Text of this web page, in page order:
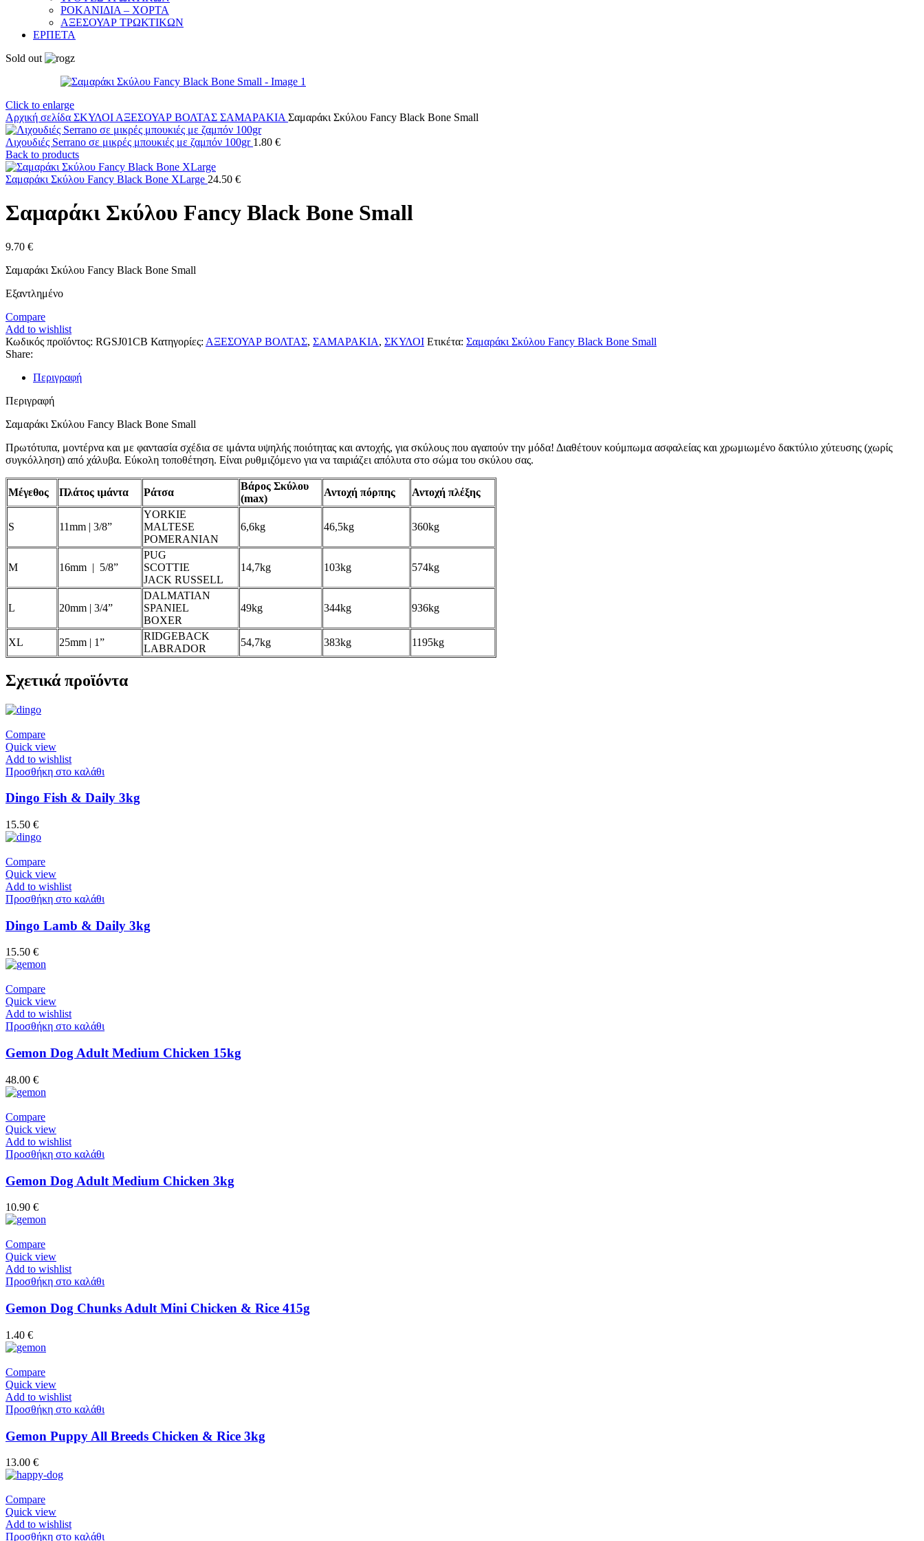
ΡΟΚΑΝΙΔΙΑ – ΧΟΡΤΑ
ΑΞΕΣΟΥΑΡ ΤΡΩΚΤΙΚΩΝ
ΕΡΠΕΤΑ
Sold out
Click to enlarge
Αρχική σελίδα ΣΚΥΛΟΙ ΑΞΕΣΟΥΑΡ ΒΟΛΤΑΣ ΣΑΜΑΡΑΚΙΑ Σαμαράκι Σκύλου Fancy Black Bone Small
Λιχουδιές Serrano σε μικρές μπουκιές με ζαμπόν 100gr 1.80 €
Back to products
Σαμαράκι Σκύλου Fancy Black Bone XLarge 24.50 €
Σαμαράκι Σκύλου Fancy Black Bone Small
9.70 €
Σαμαράκι Σκύλου Fancy Black Bone Small
Εξαντλημένο
Compare
Add to wishlist
Κωδικός προϊόντος: RGSJ01CB Κατηγορίες: ΑΞΕΣΟΥΑΡ ΒΟΛΤΑΣ, ΣΑΜΑΡΑΚΙΑ, ΣΚΥΛΟΙ Ετικέτα: Σαμαράκι Σκύλου Fancy Black Bone Small
Share:
Περιγραφή
Περιγραφή
Σαμαράκι Σκύλου Fancy Black Bone Small
Πρωτότυπα, μοντέρνα και με φαντασία σχέδια σε ιμάντα υψηλής ποιότητας και αντοχής, για σκύλους που αγαπούν την μόδα! Διαθέτουν κούμπωμα ασφαλείας και χρωμιωμένο δακτύλιο χύτευσης (χωρίς
συγκόλληση) από χάλυβα. Εύκολη τοποθέτηση. Είναι ρυθμιζόμενο για να ταιριάζει απόλυτα στο σώμα του σκύλου σας.
Μέγεθος Πλάτος ιμάντα Ράτσα
Βάρος Σκύλου
(max)
Αντοχή πόρπης Αντοχή πλέξης
S 11mm | 3/8”
YORKIE
MALTESE
POMERANIAN
6,6kg 46,5kg 360kg
M 16mm | 5/8”
PUG
SCOTTIE
JACK RUSSELL
14,7kg 103kg 574kg
L 20mm | 3/4”
DALMATIAN
SPANIEL
BOXER
49kg 344kg 936kg
XL 25mm | 1”
RIDGEBACK
LABRADOR
54,7kg 383kg 1195kg
Σχετικά προϊόντα
Compare
Quick view
Add to wishlist
Προσθήκη στο καλάθι
Dingo Fish & Daily 3kg
15.50 €
Compare
Quick view
Add to wishlist
Προσθήκη στο καλάθι
Dingo Lamb & Daily 3kg
15.50 €
Compare
Quick view
Add to wishlist
Προσθήκη στο καλάθι
Gemon Dog Adult Medium Chicken 15kg
48.00 €
Compare
Quick view
Add to wishlist
Προσθήκη στο καλάθι
Gemon Dog Adult Medium Chicken 3kg
10.90 €
Compare
Quick view
Add to wishlist
Προσθήκη στο καλάθι
Gemon Dog Chunks Adult Mini Chicken & Rice 415g
1.40 €
Compare
Quick view
Add to wishlist
Προσθήκη στο καλάθι
Gemon Puppy All Breeds Chicken & Rice 3kg
13.00 €
Compare
Quick view
Add to wishlist
Προσθήκη στο καλάθι